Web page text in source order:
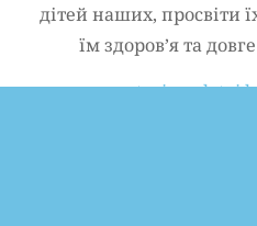
дітей наших, просвіти
їм здоров’я та